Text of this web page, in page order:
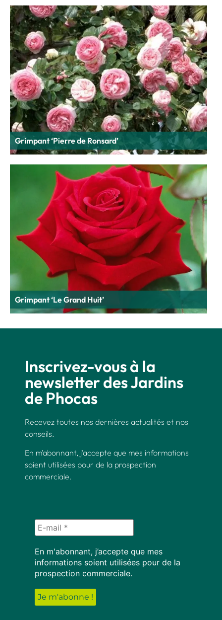
Grimpant ‘Pierre de Ronsard’
Grimpant ‘Le Grand Huit’
Inscrivez-vous à la
newsletter des Jardins
de Phocas
Recevez toutes nos dernières actualités et nos
conseils.
En m’abonnant, j’accepte que mes informations
soient utilisées pour de la prospection
commerciale.
En m'abonnant, j’accepte que mes
informations soient utilisées pour de la
prospection commerciale.